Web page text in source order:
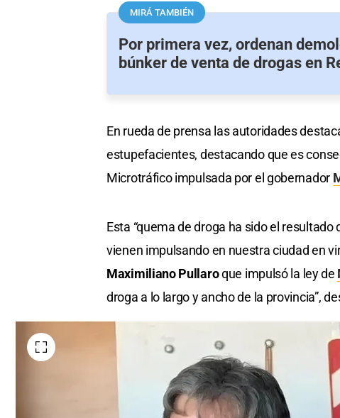
MIRÁ TAMBIÉN
Por primera vez, ordenan
búnker de venta de drogas en
En rueda de prensa las autoridades
estupefacientes, destacando que es
Microtráfico impulsada por el gobernador
Esta “quema de droga ha sido el
vienen impulsando en nuestra ciudad en
Maximiliano Pullaroque impulsó la ley de
droga a lo largo y ancho de la provincia”,